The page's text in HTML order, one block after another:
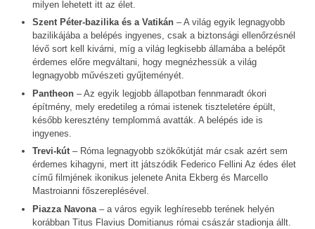
milyen lehetett itt az élet.
Szent Péter-bazilika és a Vatikán – A világ egyik legnagyobb
bazilikájába a belépés ingyenes, csak a biztonsági ellenőrzésnél
lévő sort kell kivárni, míg a világ legkisebb államába a belépőt
érdemes előre megváltani, hogy megnézhessük a világ
legnagyobb művészeti gyűjteményét.
Pantheon – Az egyik legjobb állapotban fennmaradt ókori
építmény, mely eredetileg a római istenek tiszteletére épült,
később keresztény templommá avatták. A belépés ide is
ingyenes.
Trevi-kút– Róma legnagyobb szökőkútját már csak azért sem
érdemes kihagyni, mert itt játszódik Federico Fellini Az édes élet
című filmjének ikonikus jelenete Anita Ekberg és Marcello
Mastroianni főszereplésével.
Piazza Navona – a város egyik leghíresebb terének helyén
korábban Titus Flavius Domitianus római császár stadionja állt.